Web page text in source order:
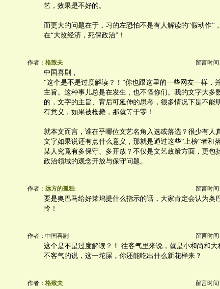
艺，效果是不好的。
而更大的问题在于，习的左恐怕不是有人解读的“假动作”
在“大改经济，死保政治”！
作者： 格致夫 留言时间
中国喜剧，
“这个是不是过度解读？！”你也跟这里的一些网友一样，
主旨。这种事儿总是在发生，也不怪你们。我的文字大多
的，文字的主旨、背后可延伸的思考，很多情况下是不能
有意义，如果被枪毙，那就等于零！
就本文而言，谁在乎哪位文艺名角入选或落选？很少有人
文字如果说还有点什么意义，那就是通过这些“上榜”者和
某人究竟有多保守、多开放？不仅是文艺政策方面，更包
政治领域的观念开放与保守问题。
作者： 远方的孤独 留言时间
要是奥巴马给好莱坞提什么指示的话，大家肯定会认为奥
怜！
作者：中国喜剧 留言时间
这个是不是过度解读？！ 往客气里来说，就是小和尚和大
不客气的说，这一坨屎，你还能吃出什么新花样来？
作者： 格致夫 留言时间